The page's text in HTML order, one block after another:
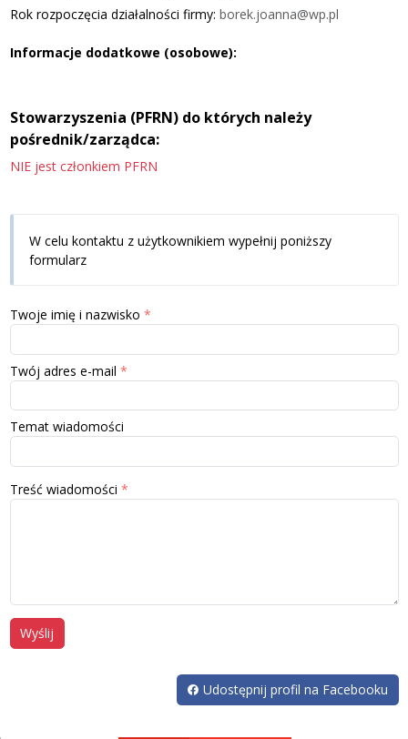
Rok rozpoczęcia działalności firmy: borek.joanna@wp.pl
Informacje dodatkowe (osobowe):
Stowarzyszenia (PFRN) do których należy
pośrednik/zarządca:
NIE jest członkiem PFRN
W celu kontaktu z użytkownikiem wypełnij poniższy
formularz
Twoje imię i nazwisko
Twój adres e-mail
Temat wiadomości
Treść wiadomości
Wyślij
Udostępnij profil na Facebooku